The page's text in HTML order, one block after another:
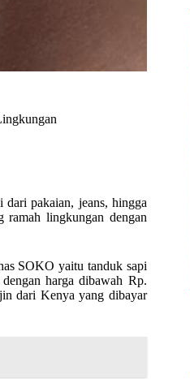
dari pakaian, jeans, hingga
ramah lingkungan dengan
SOKO yaitu tanduk sapi
harga dibawah Rp.
dari Kenya yang dibayar